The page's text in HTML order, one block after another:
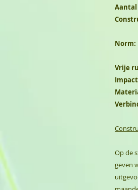
Aantal
Norm:
Vrije
Op de
geven